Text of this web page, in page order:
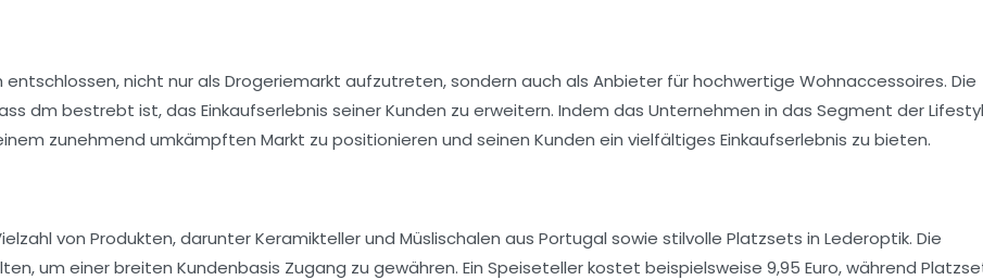
entschlossen, nicht nur als Drogeriemarkt aufzutreten, sondern auch als Anbieter für hochwertige Wohnaccessoires. Die
dm bestrebt ist, das Einkaufserlebnis seiner Kunden zu erweitern. Indem das Unternehmen in das Segment der
zunehmend umkämpften Markt zu positionieren und seinen Kunden ein vielfältiges Einkaufserlebnis zu bieten.
von Produkten, darunterKeramiktellerund Müslischalen aus Portugal sowie stilvolle Platzsets in Lederoptik. Die
um einer breiten Kundenbasis Zugang zu gewähren. Ein Speiseteller kostet beispielsweise 9,95 Euro, während